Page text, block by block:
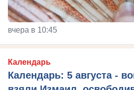
вчера в 10:45
Календарь
Календарь: 5 августа -